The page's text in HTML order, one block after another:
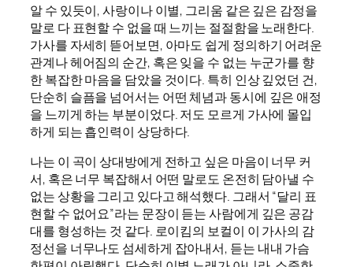
알 수 있듯이, 사랑이나 이별, 그리움 같은 깊은 감정을
말로 다 표현할 수 없을 때 느끼는 절절함을 노래한다.
가사를 자세히 뜯어보면, 아마도 쉽게 정의하기 어려운
관계나 헤어짐의 순간, 혹은 잊을 수 없는 누군가를 향
한 복잡한 마음을 담았을 것이다. 특히 인상 깊었던 건,
단순히 슬픔을 넘어서는 어떤 체념과 동시에 깊은 애정
을 느끼게 하는 부분이었다. 저도 모르게 가사에 몰입
하게 되는 흡인력이 상당하다.
나는 이 곡이 상대방에게 전하고 싶은 마음이 너무 커
서, 혹은 너무 복잡해서 어떤 말로도 온전히 담아낼 수
없는 상황을 그리고 있다고 해석했다. 그래서 “달리 표
현할 수 없어요”라는 문장이 듣는 사람에게 깊은 공감
대를 형성하는 것 같다. 로이킴의 보컬이 이 가사의 감
정선을 너무나도 섬세하게 잡아내서, 듣는 내내 가슴